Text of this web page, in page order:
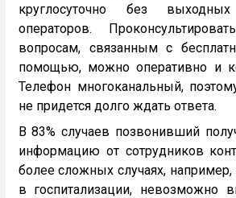
круглосуточно без
операторов.
вопросам, связанным с
помощью, можно оперативно и
Телефон многоканальный,
не придется долго ждать ответа.
В 83% случаев позвонивший
информацию от сотрудников
более сложных случаях,
в госпитализации, невозможно